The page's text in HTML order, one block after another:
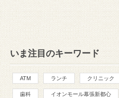
いま注目のキーワード
ATM ランチ クリニック
歯科 イオンモール幕張新都心